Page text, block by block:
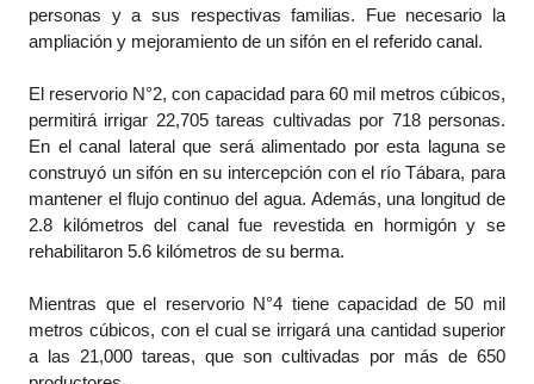
personas y a sus respectivas familias. Fue necesario la
ampliación y mejoramiento de un sifón en el referido canal.
El reservorio N°2, con capacidad para 60 mil metros cúbicos,
permitirá irrigar 22,705 tareas cultivadas por 718 personas.
En el canal lateral que será alimentado por esta laguna se
construyó un sifón en su intercepción con el río Tábara, para
mantener el flujo continuo del agua. Además, una longitud de
2.8 kilómetros del canal fue revestida en hormigón y se
rehabilitaron 5.6 kilómetros de su berma.
Mientras que el reservorio N°4 tiene capacidad de 50 mil
metros cúbicos, con el cual se irrigará una cantidad superior
a las 21,000 tareas, que son cultivadas por más de 650